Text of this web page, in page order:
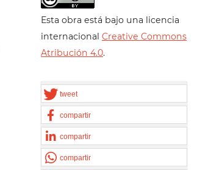
Esta obra está bajo una licencia
internacional Creative Commons
Atribución 4.0.
tweet
compartir
compartir
compartir